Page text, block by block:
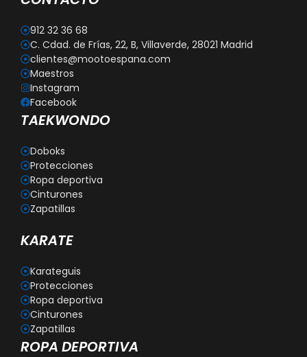
912 32 36 68
C. Cdad. de Frías, 22, B, Villaverde, 28021 Madrid
clientes@mootoespana.com
Maestros
Instagram
Facebook
TAEKWONDO
Doboks
Protecciones
Ropa deportiva
Cinturones
Zapatillas
KARATE
Karateguis
Protecciones
Ropa deportiva
Cinturones
Zapatillas
ROPA DEPORTIVA